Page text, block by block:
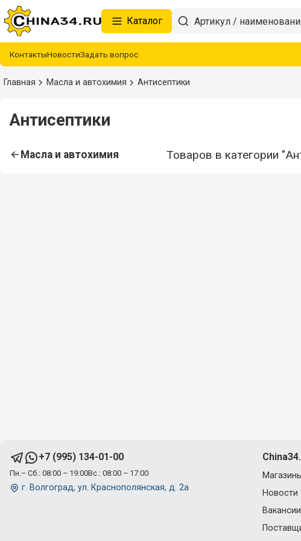
Каталог
КонтактыНовостиЗадать вопрос
Главная Масла и автохимия Антисептики
Антисептики
Масла и автохимия Товаров в категории
+7 (995) 134-01-00
Пн.– Сб.: 08:00 – 19:00Вс.: 08:00 – 17:00
г. Волгоград, ул. Краснополянская, д. 2а
Новости
Вакансии